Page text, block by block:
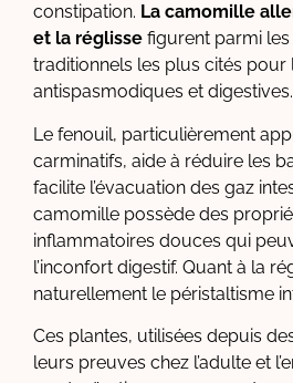
constipation. La camomille
et la réglisse figurent parmi
traditionnels les plus cités pour
antispasmodiques et digestives.
Le fenouil, particulièrement
carminatifs, aide à réduire les
facilite l’évacuation des gaz
camomille possède des
inflammatoires douces qui
l’inconfort digestif. Quant à la
naturellement le péristaltisme
Ces plantes, utilisées depuis
leurs preuves chez l’adulte et